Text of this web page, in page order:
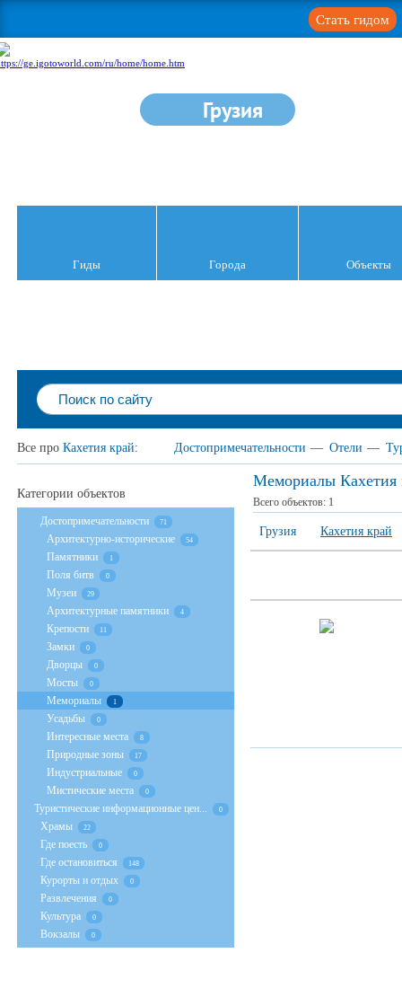
Стать гидом
Грузия
Гиды Города Объекты
Все про Кахетия край: Достопримечательности — Отели —
Мемориалы Кахетия
Всего объектов: 1
Грузия Кахетия край
Категории объектов
Достопримечательности 71
Архитектурно-исторические 54
Памятники 1
Поля битв 0
Музеи 29
Архитектурные памятники 4
Крепости 11
Замки 0
Дворцы 0
Мосты 0
Мемориалы 1
Усадьбы 0
Интересные места 8
Природные зоны 17
Индустриальные 0
Мистические места 0
Туристические информационные цен... 0
Храмы 22
Где поесть 0
Где остановиться 148
Курорты и отдых 0
Развлечения 0
Культура 0
Вокзалы 0